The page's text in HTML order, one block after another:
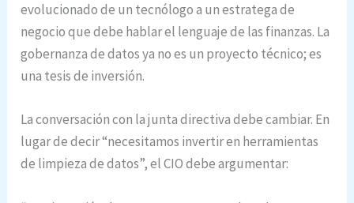
evolucionado de un tecnólogo a un estratega de
negocio que debe hablar el lenguaje de las finanzas. La
gobernanza de datos ya no es un proyecto técnico; es
una tesis de inversión.
La conversación con la junta directiva debe cambiar. En
lugar de decir “necesitamos invertir en herramientas
de limpieza de datos”, el CIO debe argumentar: